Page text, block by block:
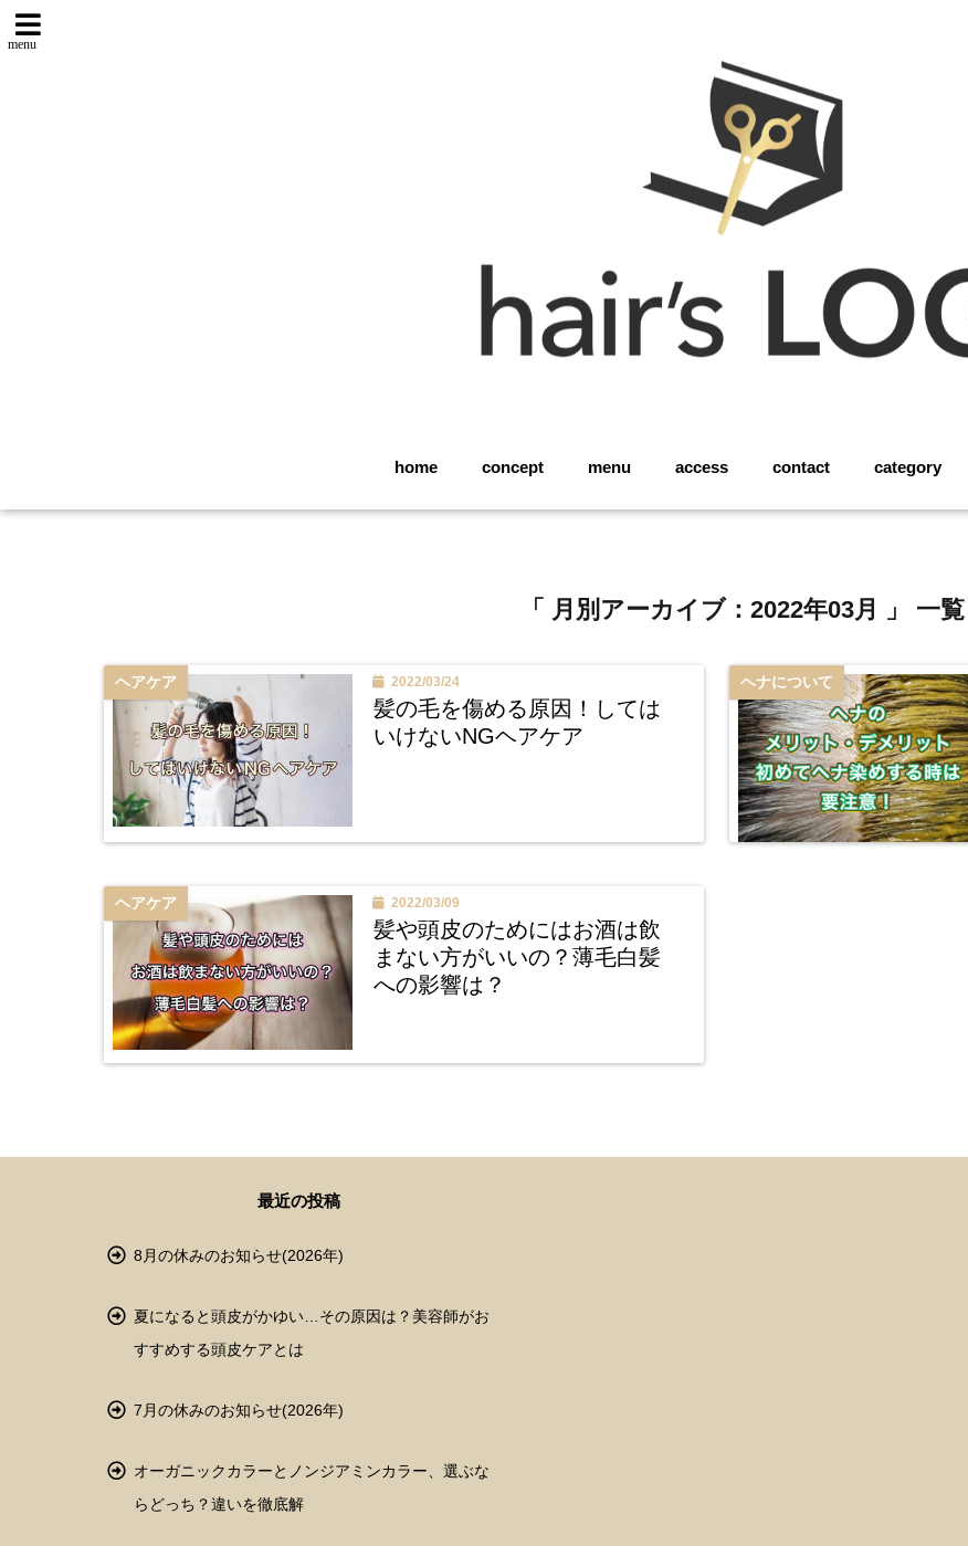
menu
home concept menu access contact category
「 月別アーカイブ：2022年03月 」 一覧
ヘアケア 2022/03/24
髪の毛を傷める原因！しては
いけないNGヘアケア
ヘナについて
ヘアケア 2022/03/09
髪や頭皮のためにはお酒は飲
まない方がいいの？薄毛白髪
への影響は？
最近の投稿
8月の休みのお知らせ(2026年)
夏になると頭皮がかゆい…その原因は？美容師がお
すすめする頭皮ケアとは
7月の休みのお知らせ(2026年)
オーガニックカラーとノンジアミンカラー、選ぶな
らどっち？違いを徹底解